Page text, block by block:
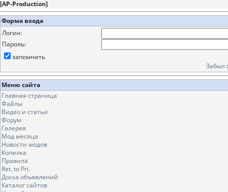
[AP-Production]
Форма входа
Логин:
Пароль:
запомнить
Забыл
Меню сайта
Главная страница
Файлы
Видео и статьи
Форум
Галерея
Мод месяца
Новости модов
Копилка
Правила
Ret. to Pri.
Доска объявлений
Каталог сайтов